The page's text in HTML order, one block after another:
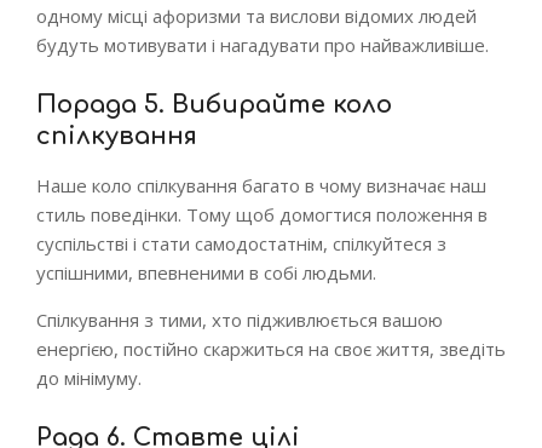
одному місці афоризми та вислови відомих людей
будуть мотивувати і нагадувати про найважливіше.
Порада 5. Вибирайте коло
спілкування
Наше коло спілкування багато в чому визначає наш
стиль поведінки. Тому щоб домогтися положення в
суспільстві і стати самодостатнім, спілкуйтеся з
успішними, впевненими в собі людьми.
Спілкування з тими, хто підживлюється вашою
енергією, постійно скаржиться на своє життя, зведіть
до мінімуму.
Рада 6. Ставте цілі